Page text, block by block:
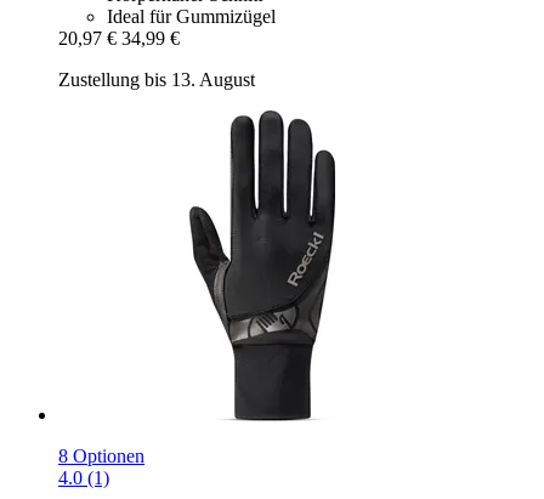
Ideal für Gummizügel
20,97 € 34,99 €
Zustellung bis 13. August
8 Optionen
4.0 (1)